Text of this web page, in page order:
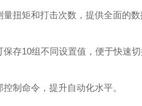
量扭矩和打击次数，提供全面的数
保存10组不同设置值，便于快速切
制命令，提升自动化水平。